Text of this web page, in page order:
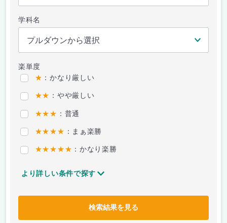
学科名
楽単度
★ ：かなり厳しい
★★ ：やや厳しい
★★★ ：普通
★★★★ ：まぁ楽勝
★★★★★ ：かなり楽勝
より詳しい条件で探す
検索結果を見る